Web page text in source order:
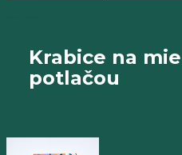
Krabice na
potlačou